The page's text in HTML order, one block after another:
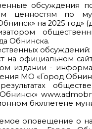
обсуждения
ценностям по
на 2025 год»
Обнинска.
обсуждений:
на официальном
издании -
МО «Город
бюллетене
оповещение о